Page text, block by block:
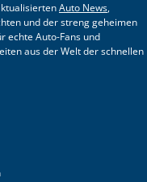
Auto News,
und der streng geheimen
echte Auto-Fans und
aus der Welt der schnellen